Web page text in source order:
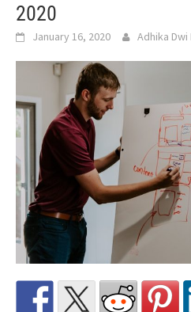
2020
January 16, 2020 Adhika